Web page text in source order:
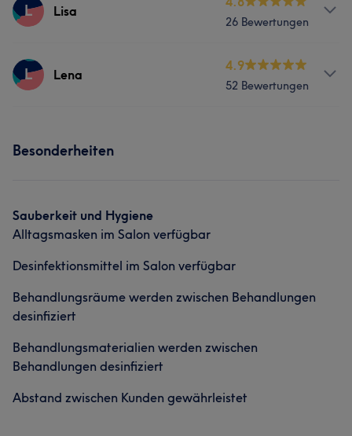
L Lisa
26 Bewertungen
Services
Portfolio
L Lena
4.9
52 Bewertungen
Portfolio
Was unsere Kunden über Lena sagen
Besonderheiten
Sauberkeit und Hygiene
Alltagsmasken im Salon verfügbar
Desinfektionsmittel im Salon verfügbar
Behandlungsräume werden zwischen Behandlungen
desinfiziert
Behandlungsmaterialien werden zwischen
Behandlungen desinfiziert
Abstand zwischen Kunden gewährleistet